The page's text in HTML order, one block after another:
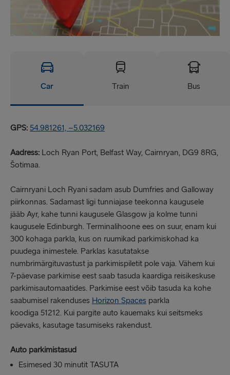
Car Train Bus
GPS: 54.981261, –5.032169
Aadress: Loch Ryan Port, Belfast Way, Cairnryan, DG9 8RG,
Šotimaa.
Cairnryani Loch Ryani sadam asub Dumfries and Galloway
piirkonnas. Sadamast ligi tunniajase teekonna kaugusele
jääb Ayr, kahe tunni kaugusele Glasgow ja kolme tunni
kaugusele Edinburgh. Terminalihoone ees on suur, enam kui
300 kohaga parkla, kus on ruumikad parkimiskohad ka
puudega inimestele. Parklas kasutatakse
numbrimärgituvastust ja parkimispiletit pole vaja. Vähem kui
7-päevase parkimise eest saab tasuda kaardiga reisikeskuse
parkimisautomaatides. Parkimise eest võib tasuda ka kohe
saabumisel rakenduses Horizon Spaces parkla
koodiga 51212. Kui pargite auto kauemaks kui seitsmeks
päevaks, kasutage tasumiseks rakendust.
Auto parkimistasud
Esimesed 30 minutit TASUTA